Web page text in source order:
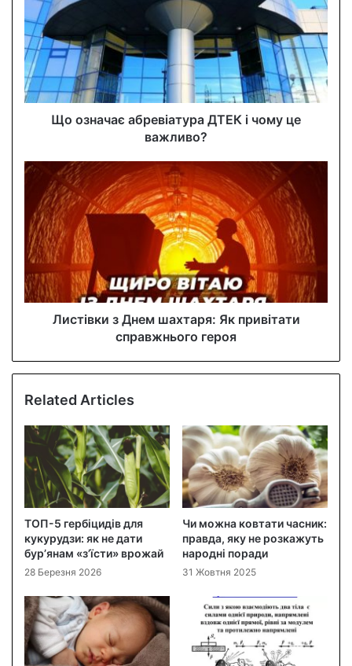
m
a
i
a
d
s
Що означає абревіатура ДТЕК і чому це
важливо?
Листівки з Днем шахтаря: Як привітати
справжнього героя
Related Articles
ТОП-5 гербіцидів для
кукурудзи: як не дати
бур’янам «з’їсти» врожай
28 Березня 2026
Чи можна ковтати часник:
правда, яку не розкажуть
народні поради
31 Жовтня 2025